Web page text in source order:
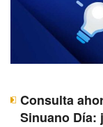
Consulta
Sinuano Día: